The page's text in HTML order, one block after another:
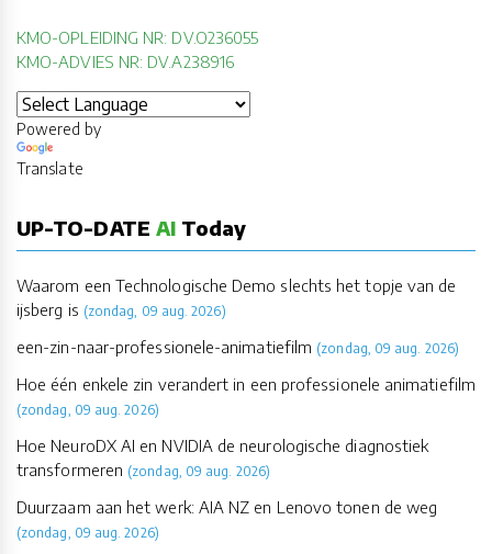
KMO-OPLEIDING NR: DV.O236055
KMO-ADVIES NR: DV.A238916
Powered by
Translate
UP-TO-DATE AI Today
Waarom een Technologische Demo slechts het topje van de
ijsberg is (zondag, 09 aug. 2026)
een-zin-naar-professionele-animatiefilm (zondag, 09 aug. 2026)
Hoe één enkele zin verandert in een professionele animatiefilm
(zondag, 09 aug. 2026)
Hoe NeuroDX AI en NVIDIA de neurologische diagnostiek
transformeren (zondag, 09 aug. 2026)
Duurzaam aan het werk: AIA NZ en Lenovo tonen de weg
(zondag, 09 aug. 2026)